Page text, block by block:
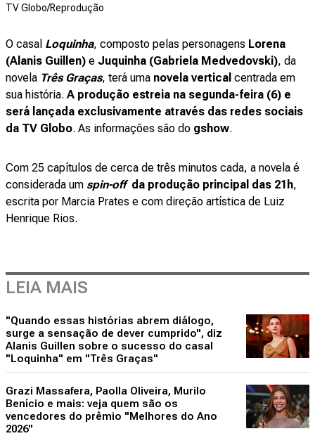
TV Globo/Reprodução
O casal Loquinha, composto pelas personagens Lorena
(Alanis Guillen) e Juquinha (Gabriela Medvedovski), da
novela Três Graças, terá uma novela vertical centrada em
sua história. A produção estreia na segunda-feira (6) e
será lançada exclusivamente através das redes sociais
da TV Globo. As informações são do gshow.
Com 25 capítulos de cerca de três minutos cada, a novela é
considerada um spin-off da produção principal das 21h,
escrita por Marcia Prates e com direção artística de Luiz
Henrique Rios.
LEIA MAIS
"Quando essas histórias abrem diálogo,
surge a sensação de dever cumprido", diz
Alanis Guillen sobre o sucesso do casal
"Loquinha" em "Três Graças"
Grazi Massafera, Paolla Oliveira, Murilo
Benício e mais: veja quem são os
vencedores do prêmio "Melhores do Ano
2026"